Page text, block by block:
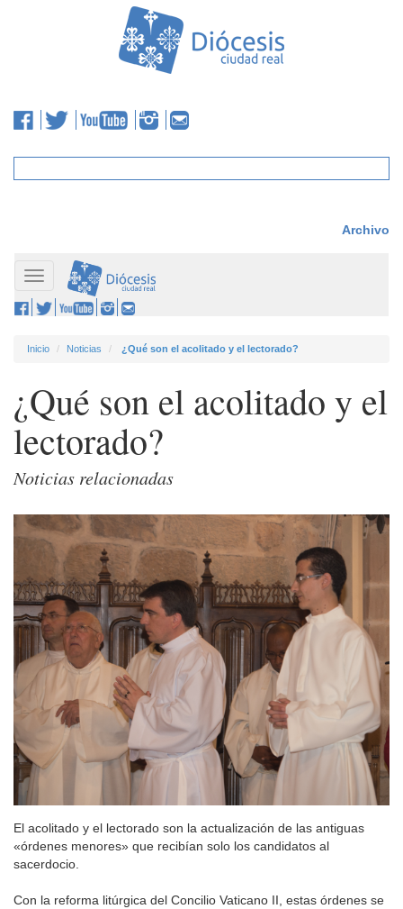
Archivo
Toggle
navigation
Inicio Noticias ¿Qué son el acolitado y el lectorado?
¿Qué son el acolitado y el
lectorado?
Noticias relacionadas
El acolitado y el lectorado son la actualización de las antiguas
«órdenes menores» que recibían solo los candidatos al
sacerdocio.
Con la reforma litúrgica del Concilio Vaticano II, estas órdenes se